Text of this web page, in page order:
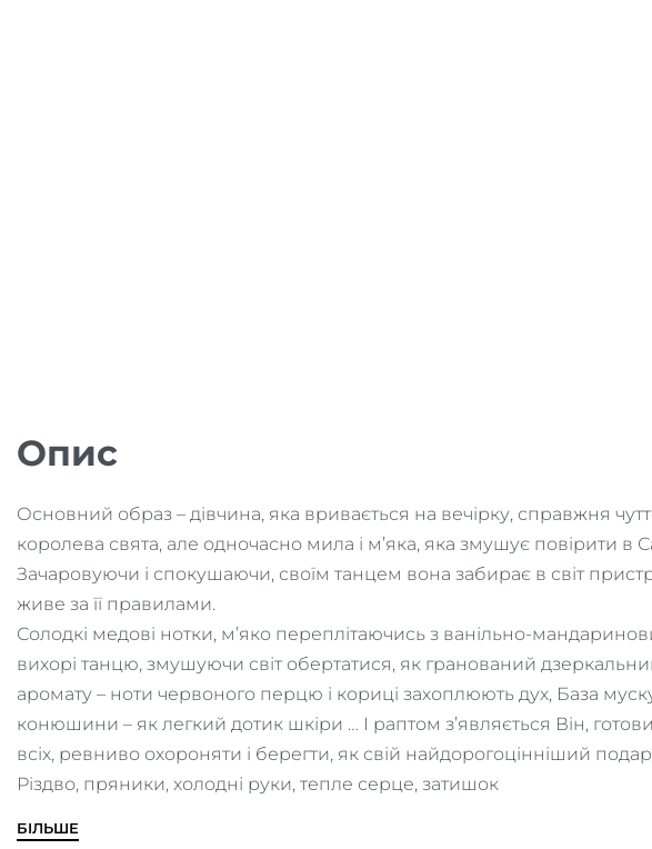
Опис
Основний образ – дівчина, яка вривається на вечірку, справжня
королева свята, але одночасно мила і м’яка, яка змушує повірити в
Зачаровуючи і спокушаючи, своїм танцем вона забирає в світ
живе за її правилами.
Солодкі медові нотки, м’яко переплітаючись з ванільно-
вихорі танцю, змушуючи світ обертатися, як гранований
аромату – ноти червоного перцю і кориці захоплюють дух, База
конюшини – як легкий дотик шкіри … І раптом з’являється Він,
всіх, ревниво охороняти і берегти, як свій найдорогоцінніший
Різдво, пряники, холодні руки, тепле серце, затишок
БІЛЬШЕ